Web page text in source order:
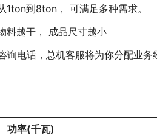
到8ton， 可满足多种需求。
料越干， 成品尺寸越小
电话，总机客服将为你分配业务
功率(千瓦)